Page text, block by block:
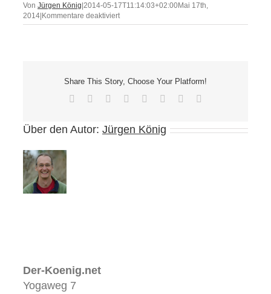
Von Jürgen König|2014-05-17T11:14:03+02:00Mai 17th,
2014|Kommentare deaktiviertfür
awakening-
Share This Story, Choose Your Platform!
Facebook Reddit LinkedIn
TumblrPinterest
Über den Autor: Jürgen König
Der-Koenig.net
Yogaweg 7